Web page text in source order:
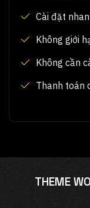
Cài đặt
Không giới
Không cần
Thanh toán
THEME